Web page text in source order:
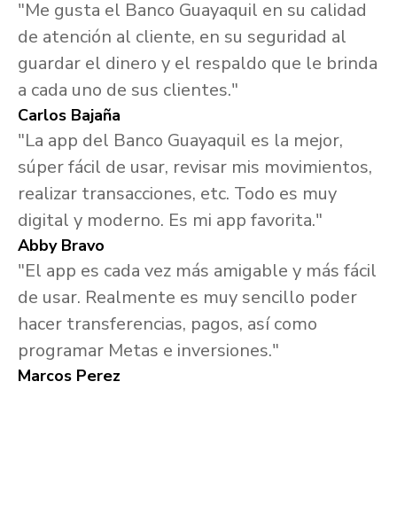
"Me gusta el Banco Guayaquil en su calidad
de atención al cliente, en su seguridad al
guardar el dinero y el respaldo que le brinda
a cada uno de sus clientes."
Carlos Bajaña
"La app del Banco Guayaquil es la mejor,
súper fácil de usar, revisar mis movimientos,
realizar transacciones, etc. Todo es muy
digital y moderno. Es mi app favorita."
Abby Bravo
"El app es cada vez más amigable y más fácil
de usar. Realmente es muy sencillo poder
hacer transferencias, pagos, así como
programar Metas e inversiones."
Marcos Perez